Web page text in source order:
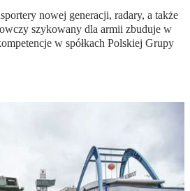
nowej generacji, radary, a także
szykowany dla armii zbuduje w
w spółkach Polskiej Grupy